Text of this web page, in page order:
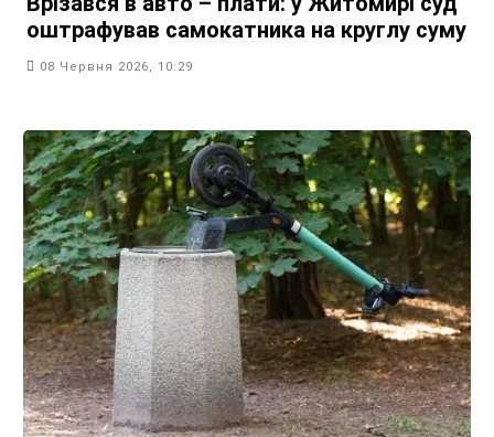
оштрафував самокатника на круглу суму
08 Червня 2026, 10:29